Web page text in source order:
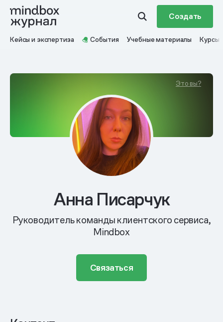
Создать
Кейсы и экспертиза События Учебные материалы Курсы
Это вы?
Анна Писарчук
Руководитель команды клиентского сервиса,
Mindbox
Связаться